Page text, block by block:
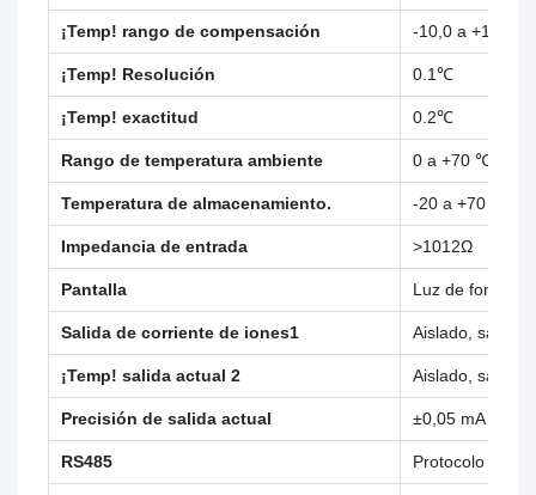
¡Temp! rango de compensación -10,0 a +130,0
¡Temp! Resolución 0.1℃
¡Temp! exactitud 0.2℃
Rango de temperatura ambiente 0 a +70 ℃
Temperatura de almacenamiento. -20 a +70 ℃
Impedancia de entrada >1012Ω
Pantalla Luz de fondo,
Salida de corriente de iones1 Aislado, salida
¡Temp! salida actual 2 Aislado, salida
Precisión de salida actual ±0,05 mA
RS485 Protocolo